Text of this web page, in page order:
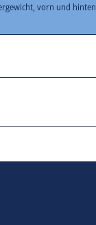
vorn und hinten